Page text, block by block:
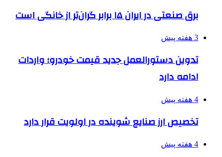
برق صنعتی در ایران ۱۵ برابر گران‌تر از خانگی است
3 هفته پیش
تدوین دستورالعمل جدید قیمت خودرو؛ واردات
ادامه دارد
4 هفته پیش
تخصیص ارز صنایع شوینده در اولویت قرار دارد
4 هفته پیش